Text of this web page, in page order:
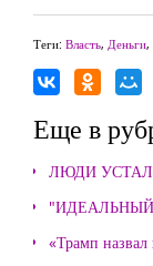
Теги: Власть, Деньги,
Еще в
ЛЮДИ
«Трамп